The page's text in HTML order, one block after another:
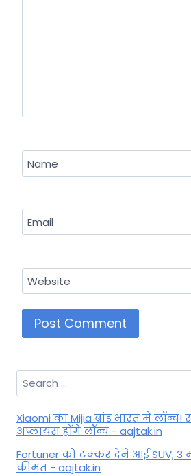
Name
Email
Website
Search
for:
Xiaomi का Mijia ब्रांड भारत में लॉन्च!
अप्लायंस होंगे लॉन्च - aajtak.in
Fortuner को टक्कर देने आई SUV, 3
कीमत - aajtak.in